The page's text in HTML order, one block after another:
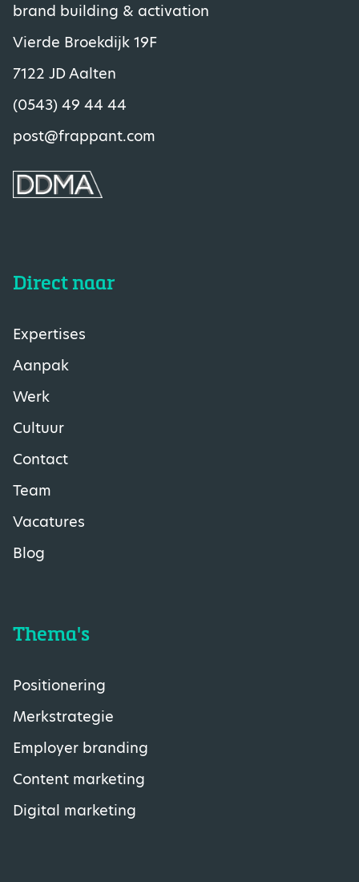
brand building & activation
Vierde Broekdijk 19F
7122 JD Aalten
(0543) 49 44 44
post@frappant.com
Direct naar
Expertises
Aanpak
Werk
Cultuur
Contact
Team
Vacatures
Blog
Thema's
Positionering
Merkstrategie
Employer branding
Content marketing
Digital marketing